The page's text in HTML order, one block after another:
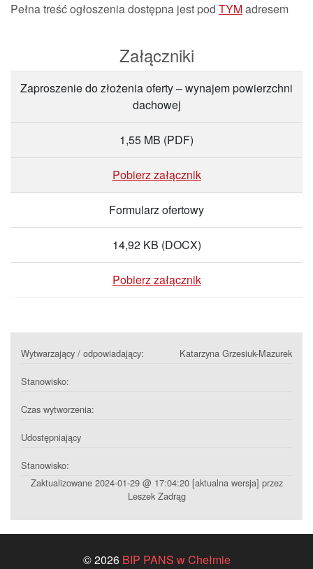
Pełna treść ogłoszenia dostępna jest pod TYMadresem
Załączniki
Zaproszenie do złożenia oferty – wynajem powierzchni
dachowej
1,55 MB (PDF)
Pobierz załącznik
Formularz ofertowy
14,92 KB (DOCX)
Pobierz załącznik
Wytwarzający / odpowiadający: Katarzyna Grzesiuk-Mazurek
Stanowisko:
Czas wytworzenia:
Udostępniający
Stanowisko:
Zaktualizowane 2024-01-29 @ 17:04:20 [aktualna wersja] przez
Leszek Zadrąg
© 2026 BIP PANS w Chełmie